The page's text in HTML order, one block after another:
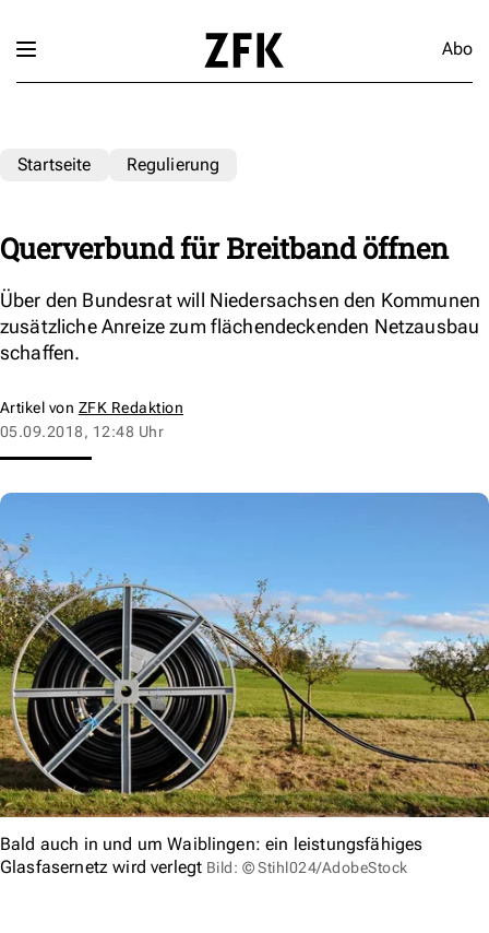
Abo
Startseite Regulierung
Querverbund für Breitband öffnen
Über den Bundesrat will Niedersachsen den Kommunen
zusätzliche Anreize zum flächendeckenden Netzausbau
schaffen.
Artikel von ZFK Redaktion
05.09.2018, 12:48 Uhr
Bald auch in und um Waiblingen: ein leistungsfähiges
Glasfasernetz wird verlegt Bild: © Stihl024/AdobeStock